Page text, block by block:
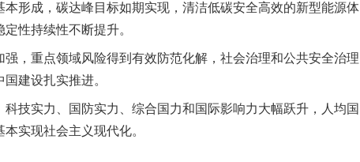
成，碳达峰目标如期实现，清洁低碳安全高效的新型能源体
性持续性不断提升。
重点领域风险得到有效防范化解，社会治理和公共安全治理
建设扎实推进。
实力、国防实力、综合国力和国际影响力大幅跃升，人均国
实现社会主义现代化。